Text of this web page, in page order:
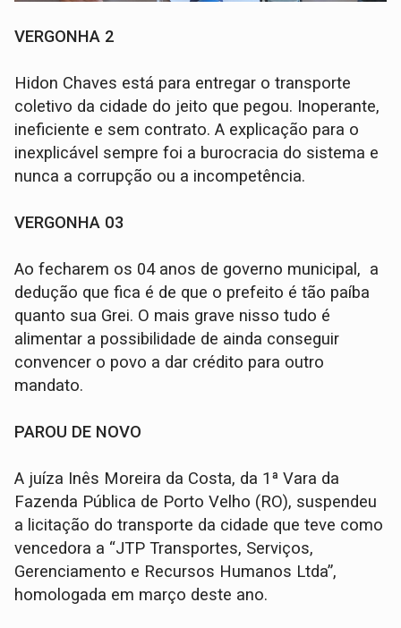
VERGONHA 2
Hidon Chaves está para entregar o transporte
coletivo da cidade do jeito que pegou. Inoperante,
ineficiente e sem contrato. A explicação para o
inexplicável sempre foi a burocracia do sistema e
nunca a corrupção ou a incompetência.
VERGONHA 03
Ao fecharem os 04 anos de governo municipal, a
dedução que fica é de que o prefeito é tão paíba
quanto sua Grei. O mais grave nisso tudo é
alimentar a possibilidade de ainda conseguir
convencer o povo a dar crédito para outro
mandato.
PAROU DE NOVO
A juíza Inês Moreira da Costa, da 1ª Vara da
Fazenda Pública de Porto Velho (RO), suspendeu
a licitação do transporte da cidade que teve como
vencedora a “JTP Transportes, Serviços,
Gerenciamento e Recursos Humanos Ltda”,
homologada em março deste ano.